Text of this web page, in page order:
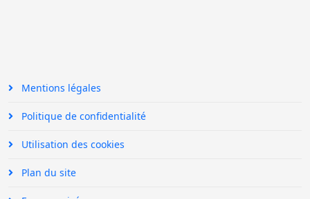
Mentions légales
Politique de confidentialité
Utilisation des cookies
Plan du site